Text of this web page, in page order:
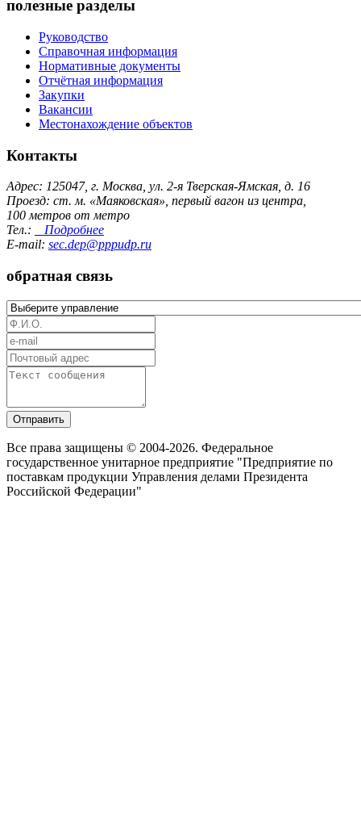
полезные разделы
Руководство
Справочная информация
Нормативные документы
Отчётная информация
Закупки
Вакансии
Местонахождение объектов
Контакты
Адрес: 125047, г. Москва, ул. 2-я Тверская-Ямская, д. 16
Проезд: ст. м. «Маяковская», первый вагон из центра,
100 метров от метро
Тел.:
Подробнее
E-mail: sec.dep@pppudp.ru
обратная связь
Отправить
Все права защищены © 2004-2026. Федеральное
государственное унитарное предприятие "Предприятие по
поставкам продукции Управления делами Президента
Российской Федерации"